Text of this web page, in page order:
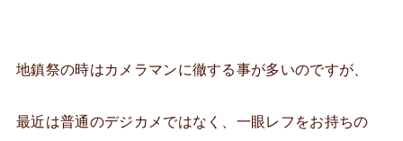
地鎮祭の時はカメラマンに徹する事が多いのですが、
最近は普通のデジカメではなく、一眼レフをお持ちの